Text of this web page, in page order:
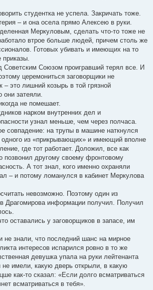
студентка не успела. Закричать тоже.
– и она осела прямо Алексею в руки.
Меркуловым, сделать что-то тоже не
втрое больше людей, причем столь же
Готовых убивать и имеющих на то
Советским Союзом проигравший терял все. И
церемониться заговорщики не
– это лишний козырь в той грязной
они затеяли.
не помешает.
нарком внутренних дел и
узнал меньше, чем через полчаса.
совпадение: на трупы в машине наткнулся
из «прикрывающих» и имеющий вполне
где тот работает. Доложил, все как
позвонил другому своему фронтовому
А тот знал, кого именно охраняли
– и потому ломанулся в кабинет Меркулова
невозможно. Поэтому один из
Драгомирова информации получил. Получил
оставались у заговорщиков в запасе, им
не знали, что последний шанс на мирное
интересов испарился ровно в то же
девушка упала на руки лейтенанта
не имели, какую дверь открыли, в какую
как-то сказал: «Если долго всматриваться
всматриваться в тебя».